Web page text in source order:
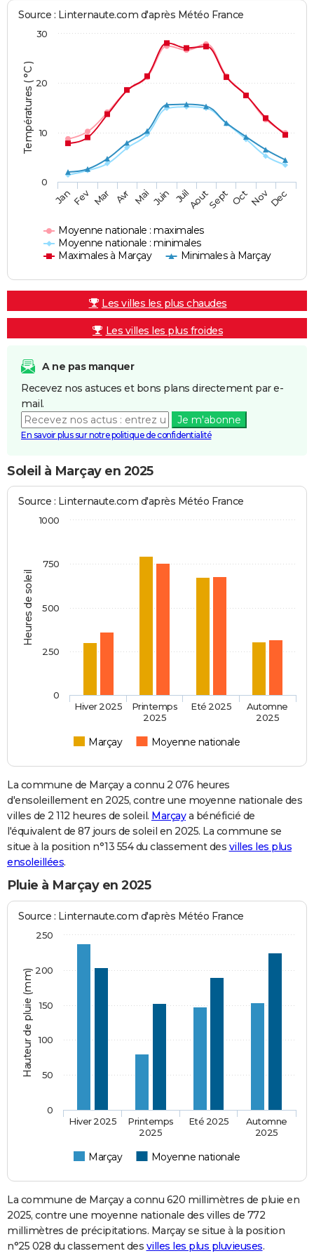
Températures ( °C )
Source : Linternaute.com d'après Météo France
Moyenne nationale : maximales
Moyenne nationale : minimales
Maximales à Marçay
Minimales à Marçay
JanFev Mar Avr Mai Juin JuilAoutSept OctNovDec
0
10
20
30
Les villes les plus chaudes
Les villes les plus froides
A ne pas manquer
Recevez nos astuces et bons plans directement par e-
mail.
Je m'abonne
En savoir plus sur notre politique de confidentialité
Soleil à Marçay en 2025
Heures de soleil
Source : Linternaute.com d'après Météo France
Marçay Moyenne nationale
Hiver 2025
Printemps
2025
Eté 2025
Automne
2025
0
1000
250
500
750
La commune de Marçay a connu 2 076 heures
d'ensoleillement en 2025, contre une moyenne nationale des
villes de 2 112 heures de soleil. Marçaya bénéficié de
l'équivalent de 87 jours de soleil en 2025. La commune se
situe à la position n°13 554 du classement des villes les plus
ensoleillées.
Pluie à Marçay en 2025
Hauteur de pluie (mm)
Source : Linternaute.com d'après Météo France
Marçay Moyenne nationale
Hiver 2025
Printemps
2025
Eté 2025
Automne
2025
0
50
100
150
200
250
La commune de Marçay a connu 620 millimètres de pluie en
2025, contre une moyenne nationale des villes de 772
millimètres de précipitations. Marçay se situe à la position
n°25 028 du classement des villes les plus pluvieuses.